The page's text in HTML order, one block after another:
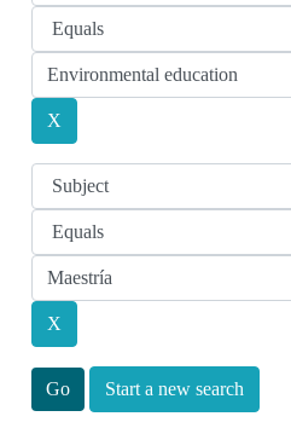
Start a new search